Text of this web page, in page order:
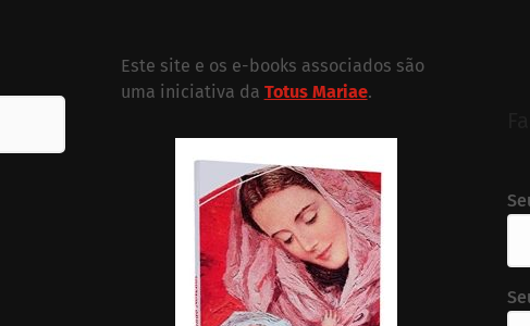
Este site e os e-books associados são
uma iniciativa da Totus Mariae.